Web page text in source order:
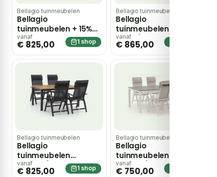
Bellagio tuinmeubelen
Bellagio
tuinmeubelen + 15%
kassakorting |
Bellagio
Avenza/Fidenza
5-delig verstelbaar
vanaf
€ 825,00 1 shop
Bellagio tuinmeubelen
Bellagio
tuinmeubelen
Anzio/Fidenza 160cm
dining tuinset 5-delig
stapelbaar
vanaf
€ 865,00
Bellagio tuinmeubelen
Bellagio
tuinmeubelen
Avenza/Fidenza
160cm dining tuinset
vanaf
€ 825,00 1 shop
Bellagio tuinmeubelen
Bellagio
tuinmeubelen
Avenza/Fidenza
183cm dining tuinset
vanaf
€ 750,00